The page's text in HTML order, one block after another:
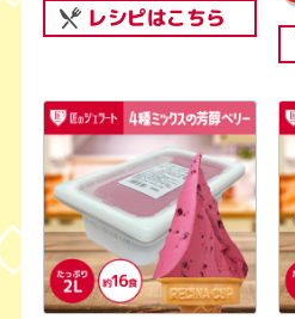
レシピはこちら